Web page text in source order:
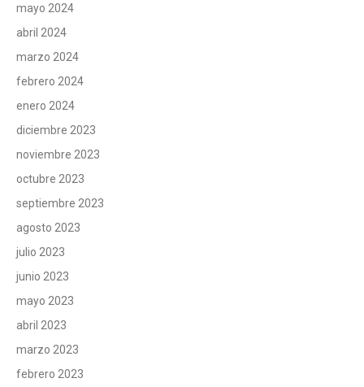
mayo 2024
abril 2024
marzo 2024
febrero 2024
enero 2024
diciembre 2023
noviembre 2023
octubre 2023
septiembre 2023
agosto 2023
julio 2023
junio 2023
mayo 2023
abril 2023
marzo 2023
febrero 2023